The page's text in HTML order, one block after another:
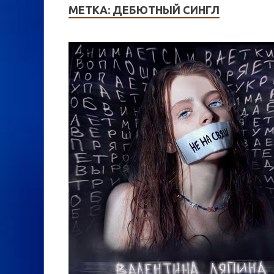
МЕТКА: ДЕБЮТНЫЙ СИНГЛ